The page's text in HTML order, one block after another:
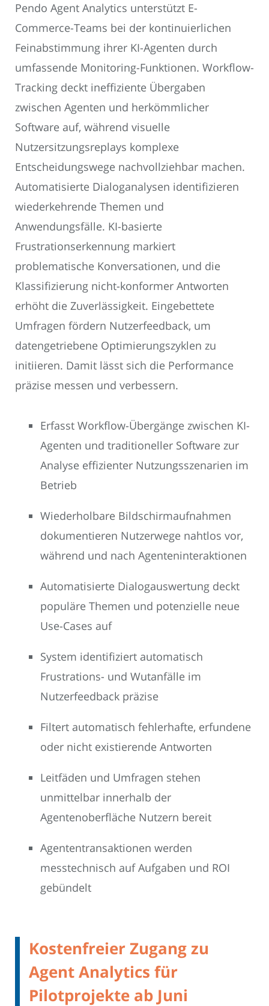
Pendo Agent Analytics unterstützt E-
Commerce-Teams bei der kontinuierlichen
Feinabstimmung ihrer KI-Agenten durch
umfassende Monitoring-Funktionen. Workflow-
Tracking deckt ineffiziente Übergaben
zwischen Agenten und herkömmlicher
Software auf, während visuelle
Nutzersitzungsreplays komplexe
Entscheidungswege nachvollziehbar machen.
Automatisierte Dialoganalysen identifizieren
wiederkehrende Themen und
Anwendungsfälle. KI-basierte
Frustrationserkennung markiert
problematische Konversationen, und die
Klassifizierung nicht-konformer Antworten
erhöht die Zuverlässigkeit. Eingebettete
Umfragen fördern Nutzerfeedback, um
datengetriebene Optimierungszyklen zu
initiieren. Damit lässt sich die Performance
präzise messen und verbessern.
Erfasst Workflow-Übergänge zwischen KI-
Agenten und traditioneller Software zur
Analyse effizienter Nutzungsszenarien im
Betrieb
Wiederholbare Bildschirmaufnahmen
dokumentieren Nutzerwege nahtlos vor,
während und nach Agenteninteraktionen
Automatisierte Dialogauswertung deckt
populäre Themen und potenzielle neue
Use-Cases auf
System identifiziert automatisch
Frustrations- und Wutanfälle im
Nutzerfeedback präzise
Filtert automatisch fehlerhafte, erfundene
oder nicht existierende Antworten
Leitfäden und Umfragen stehen
unmittelbar innerhalb der
Agentenoberfläche Nutzern bereit
Agententransaktionen werden
messtechnisch auf Aufgaben und ROI
gebündelt
Kostenfreier Zugang zu
Agent Analytics für
Pilotprojekte ab Juni